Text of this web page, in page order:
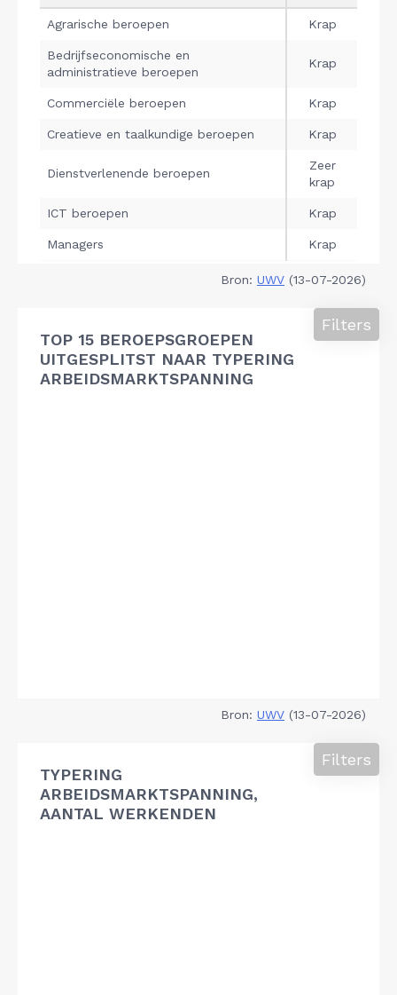
Bron: UWV (13-07-2026)
TOP 15 BEROEPSGROEPEN
UITGESPLITST NAAR TYPERING
ARBEIDSMARKTSPANNING
Filters
Bron: UWV (13-07-2026)
TYPERING
ARBEIDSMARKTSPANNING,
AANTAL WERKENDEN
Filters